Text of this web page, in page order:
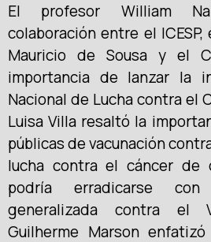
El profesor William
colaboración entre el
Mauricio de Sousa y el
importancia de lanzar la
Nacional de Lucha contra el
Luisa Villa resaltó la
públicas de vacunación
lucha contra el cáncer de
podría erradicarse con
generalizada contra el
Guilherme Marson